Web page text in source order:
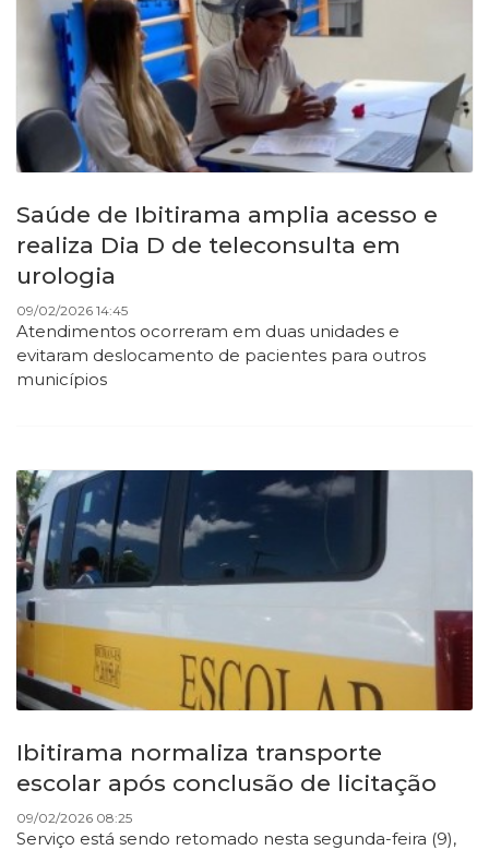
Saúde de Ibitirama amplia acesso e
realiza Dia D de teleconsulta em
urologia
09/02/2026 14:45
Atendimentos ocorreram em duas unidades e
evitaram deslocamento de pacientes para outros
municípios
Ibitirama normaliza transporte
escolar após conclusão de licitação
09/02/2026 08:25
Serviço está sendo retomado nesta segunda-feira (9),